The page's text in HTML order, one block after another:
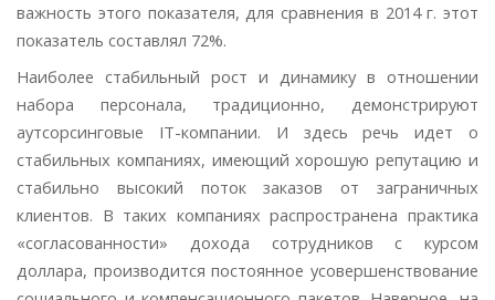
важность этого показателя, для сравнения в 2014 г. этот
показатель составлял 72%.
Наиболее стабильный рост и динамику в отношении
набора персонала, традиционно, демонстрируют
аутсорсинговые IT-компании. И здесь речь идет о
стабильных компаниях, имеющий хорошую репутацию и
стабильно высокий поток заказов от заграничных
клиентов. В таких компаниях распространена практика
«согласованности» дохода сотрудников с курсом
доллара, производится постоянное усовершенствование